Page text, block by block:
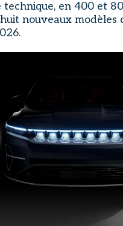
technique, en 400 et
nouveaux modèles